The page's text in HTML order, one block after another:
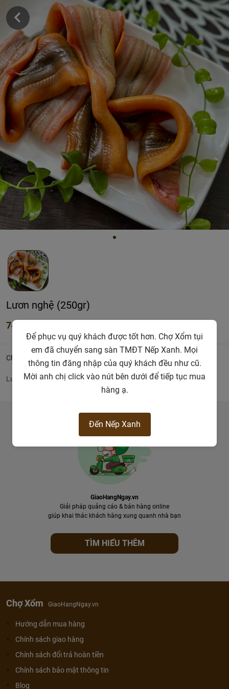
Lươn nghệ (250gr)
74.000đ
Chi tiết
Lươn nghệ thiên nhiên
GiaoHangNgay.vn
Giải pháp quảng cáo & bán hàng online
giúp khai thác khách hàng xung quanh nhà bạn
TÌM HIỂU THÊM
Chợ Xổm GiaoHangNgay.vn
Hướng dẫn mua hàng
Chính sách giao hàng
Chính sách đổi trả hoàn tiền
Chính sách bảo mật thông tin
Blog
Để phục vụ quý khách được tốt hơn. Chợ Xổm tụi
em đã chuyển sang sàn TMĐT Nếp Xanh. Mọi
thông tin đăng nhập của quý khách đều như cũ.
Mời anh chị click vào nút bên dưới để tiếp tục mua
hàng ạ.
Đến Nếp Xanh